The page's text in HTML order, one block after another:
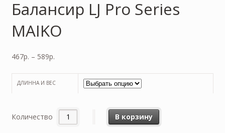
Балансир LJ Pro Series
MAIKO
467р. – 589р.
ДЛИННА И ВЕС
Количество В корзину